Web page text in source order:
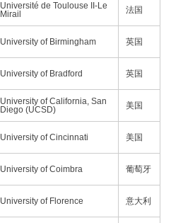
Université de Toulouse II-Le
Mirail
法国
University of Birmingham 英国
University of Bradford 英国
University of California, San
Diego (UCSD)
美国
University of Cincinnati 美国
University of Coimbra 葡萄牙
University of Florence 意大利